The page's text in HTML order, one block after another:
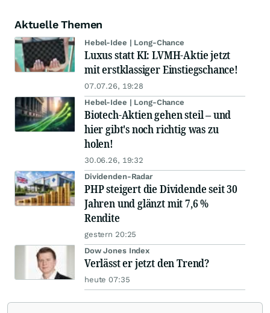
Aktuelle Themen
Hebel-Idee | Long-Chance
Luxus statt KI: LVMH-Aktie jetzt
mit erstklassiger Einstiegschance!
07.07.26, 19:28
Hebel-Idee | Long-Chance
Biotech-Aktien gehen steil – und
hier gibt's noch richtig was zu
holen!
30.06.26, 19:32
Dividenden-Radar
PHP steigert die Dividende seit 30
Jahren und glänzt mit 7,6 %
Rendite
gestern 20:25
Dow Jones Index
Verlässt er jetzt den Trend?
heute 07:35